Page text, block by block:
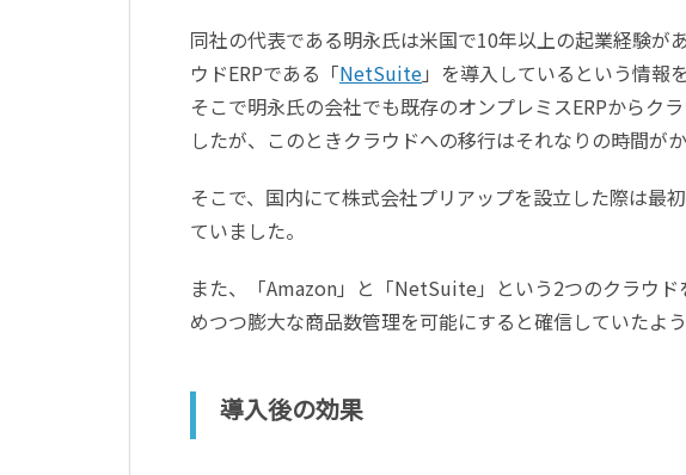
同社の代表である明永氏は米国で10年以上の起業経験が
ウドERPである「NetSuite」を導入しているという情報
そこで明永氏の会社でも既存のオンプレミスERPからク
したが、このときクラウドへの移行はそれなりの時間が
そこで、国内にて株式会社プリアップを設立した際は最
ていました。
また、「Amazon」と「NetSuite」という2つのクラウ
めつつ膨大な商品数管理を可能にすると確信していたよう
導入後の効果